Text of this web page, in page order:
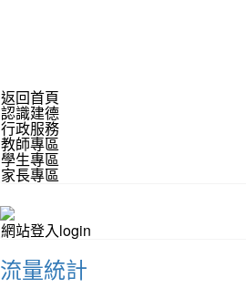
返回首頁
認識建德
行政服務
教師專區
學生專區
家長專區
網站登入login
流量統計